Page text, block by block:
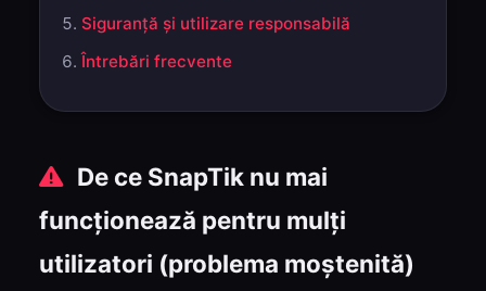
Siguranță și utilizare responsabilă
Întrebări frecvente
De ce SnapTik nu mai
funcționează pentru mulți
utilizatori (problema moștenită)